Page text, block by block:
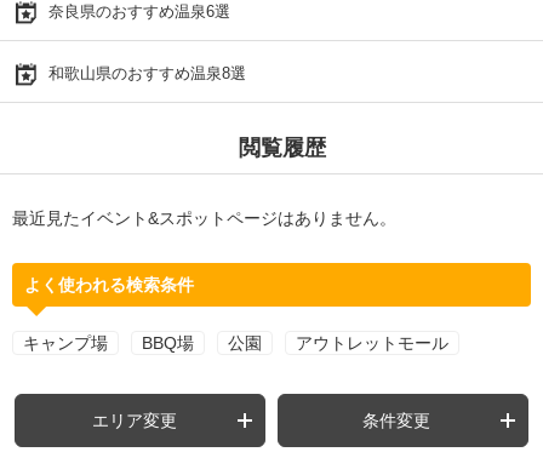
奈良県のおすすめ温泉6選
和歌山県のおすすめ温泉8選
閲覧履歴
最近見たイベント&スポットページはありません。
よく使われる検索条件
キャンプ場 BBQ場 公園 アウトレットモール
エリア変更 条件変更